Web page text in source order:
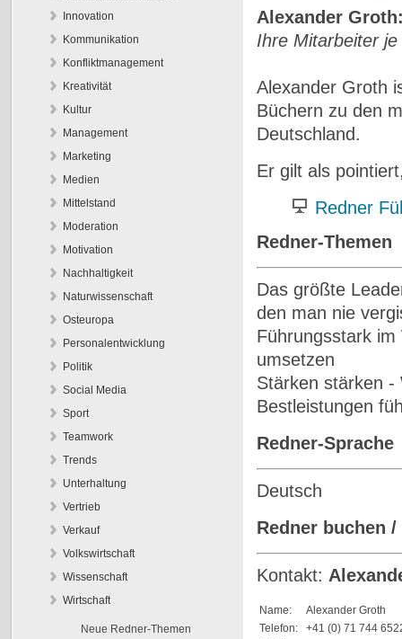
Alexander
Ihre Mitarbeiter
Alexander Groth
Büchern zu den
Deutschland.
Er gilt als
Redner
Redner-Themen
Das größte
den man nie
Führungsstark im
umsetzen
Stärken stärken -
Bestleistungen
Redner-Sprache
Deutsch
Redner buchen
Kontakt:
Name:
Alexander Groth
Telefon:
+41 (0) 71 744
Innovation
Kommunikation
Konfliktmanagement
Kreativität
Kultur
Management
Marketing
Medien
Mittelstand
Moderation
Motivation
Nachhaltigkeit
Naturwissenschaft
Osteuropa
Personalentwicklung
Politik
Social Media
Sport
Teamwork
Trends
Unterhaltung
Vertrieb
Verkauf
Volkswirtschaft
Wissenschaft
Wirtschaft
Neue Redner-Themen